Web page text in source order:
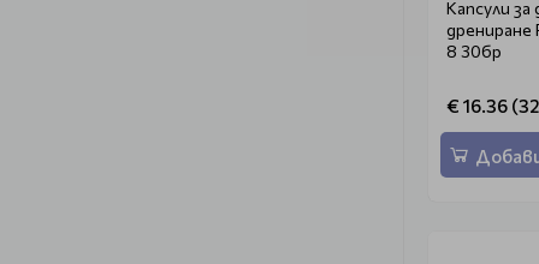
Капсули за
дрениране
8 30бр
€ 16.36